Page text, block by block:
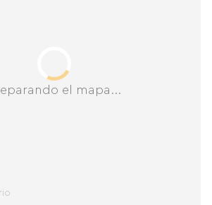
el mapa...